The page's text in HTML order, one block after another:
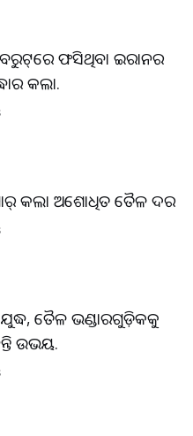
ଫସିଥିବା ଇରାନର
କଲା.
କଲା ଅଶୋଧିତ ତୈଳ ଦର
ତୈଳ ଭଣ୍ଡାରଗୁଡ଼ିକକୁ
ଉଭୟ.